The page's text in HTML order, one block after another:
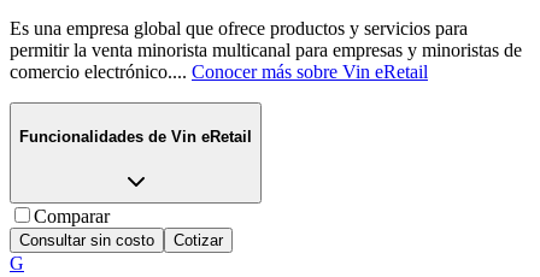
Es una empresa global que ofrece productos y servicios para
permitir la venta minorista multicanal para empresas y minoristas de
comercio electrónico.... Conocer más sobre Vin eRetail
Funcionalidades de Vin eRetail
Comparar
Consultar sin costo Cotizar
G